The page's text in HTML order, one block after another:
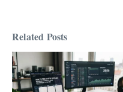
Related Posts